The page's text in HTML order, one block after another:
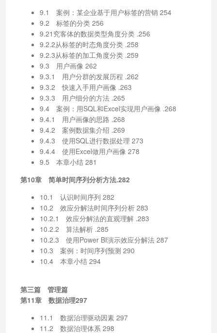
9.1 案例：某企业基于用户标签的营销 254
9.2 标签的分类 256
9.21究客体的数据类型角度分类 .256
9.2.2从标签的时态角度分类 .258
9.2.3从标签的加工角度分类 .259
9.3 用户画像 262
9.3.1 用户分群的发展历程 .262
9.3.2 快速入手用户画像 .263
9.3.3 用户细分的方法 .265
9.4 案例：用SQL和Excel实现用户画像 .268
9.4.1 用户画像的思路 .268
9.4.2 案例数据集介绍 .269
9.4.3 使用SQL进行数据处理 273
9.4.4 使用Excel做用户画像 278
9.5 本章小结 281
第10章 简单时间序列分析方法.282
10.1 认识时间序列 282
10.2 效应分解法时间序列分析 283
10.2.1 效应分解法的直观理解 .283
10.2.2 算法解析 .285
10.2.3 使用Power BI演示效应分解法 287
10.3 案例：时间序列预测 290
10.4 本章小结 294
第三篇 管理篇
第11章 数据治理297
11.1 数据治理驱动因素 297
11.2 数据治理体系 298